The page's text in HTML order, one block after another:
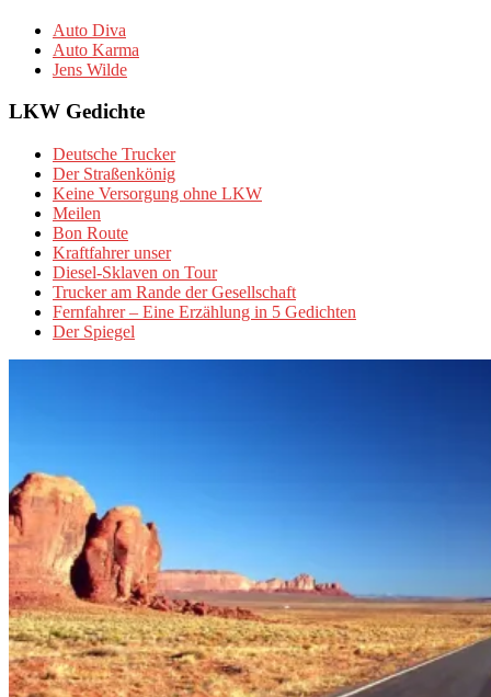
Auto Diva
Auto Karma
Jens Wilde
LKW Gedichte
Deutsche Trucker
Der Straßenkönig
Keine Versorgung ohne LKW
Meilen
Bon Route
Kraftfahrer unser
Diesel-Sklaven on Tour
Trucker am Rande der Gesellschaft
Fernfahrer – Eine Erzählung in 5 Gedichten
Der Spiegel